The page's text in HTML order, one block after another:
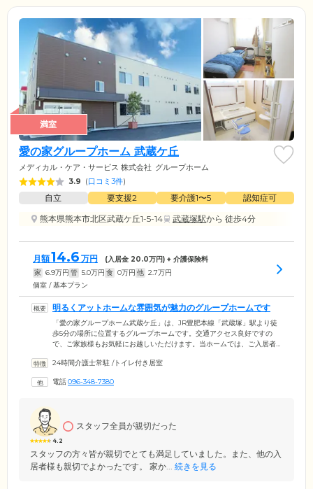
満室
愛の家グループホーム 武蔵ケ丘
メディカル・ケア・サービス 株式会社 グループホーム
3.9 (口コミ3件)
自立 要支援2 要介護1〜5
認知症可
熊本県熊本市北区武蔵ケ丘1-5-14
武蔵塚駅から 徒歩4分
月額14.6 万円 (入居金 20.0万円) + 介護保険料
家 6.9万円 管 5.0万円 食 0万円 他 2.7万円
個室 / 基本プラン
明るくアットホームな雰囲気が魅力のグループホームです
「愛の家グループホーム武蔵ケ丘」は、JR豊肥本線「武蔵塚」駅より徒
歩5分の場所に位置するグループホームです。交通アクセス良好ですの
で、ご家族様もお気軽にお越しいただけます。当ホームでは、ご入居者
りに合ったケアが行えるよう「ユニット制」を導入しています。また、
すので、ご安心ください。ホーム内は明るくアットホームな雰囲気で
24時間介護士常駐 /トイレ付き居室
電話096-348-7380
4.2
スタッフ全員が親切だった
スタッフの方々皆が親切でとても満足していました。また、他の入
居者様も親切でよかったです。 家か... 続きを見る